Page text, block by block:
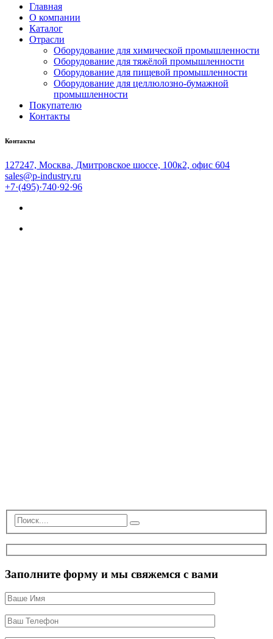
Главная
О компании
Каталог
Отрасли
Оборудование для химической промышленности
Оборудование для тяжёлой промышленности
Оборудование для пищевой промышленности
Оборудование для целлюлозно-бумажной
промышленности
Покупателю
Контакты
Контакты
127247, Москва, Дмитровское шоссе, 100к2, офис 604
sales@p-industry.ru
+7·(495)·740·92·96
Заполните форму и мы свяжемся с вами